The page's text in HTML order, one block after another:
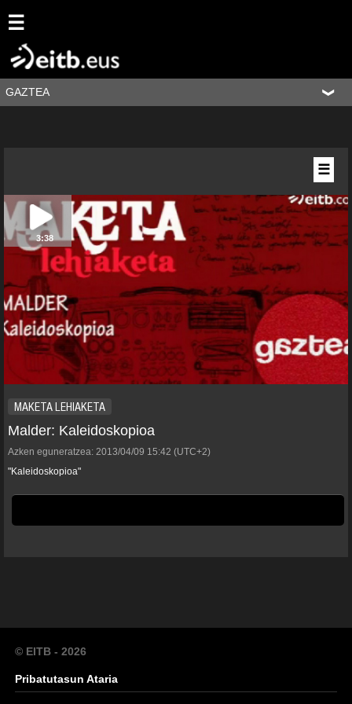
☰
GAZTEA
3:38
MAKETA LEHIAKETA
Malder: Kaleidoskopioa
Azken eguneratzea: 2013/04/09 15:42 (UTC+2)
"Kaleidoskopioa"
☰
© EITB - 2026
Pribatutasun Ataria